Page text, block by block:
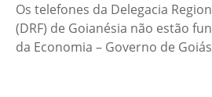
Os telefones da Delegacia
(DRF) de Goianésia não estão
da Economia – Governo de